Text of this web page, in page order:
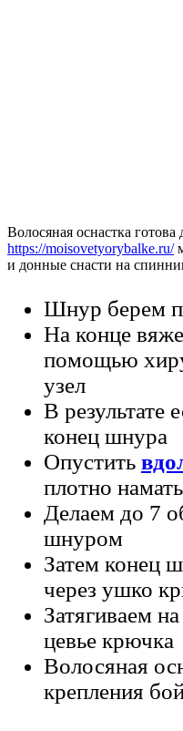
Волосяная оснастка
https://moisovetyorybalke.ru/
и донные снасти на
Шнур берем
На конце
помощью
узел
В результате
конец шнура
Опустить
плотно
Делаем до 7
шнуром
Затем конец
через ушко
Затягиваем
цевье крючка
Волосяная
крепления